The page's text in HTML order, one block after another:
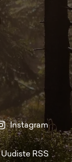
Instagram
Uudiste RSS